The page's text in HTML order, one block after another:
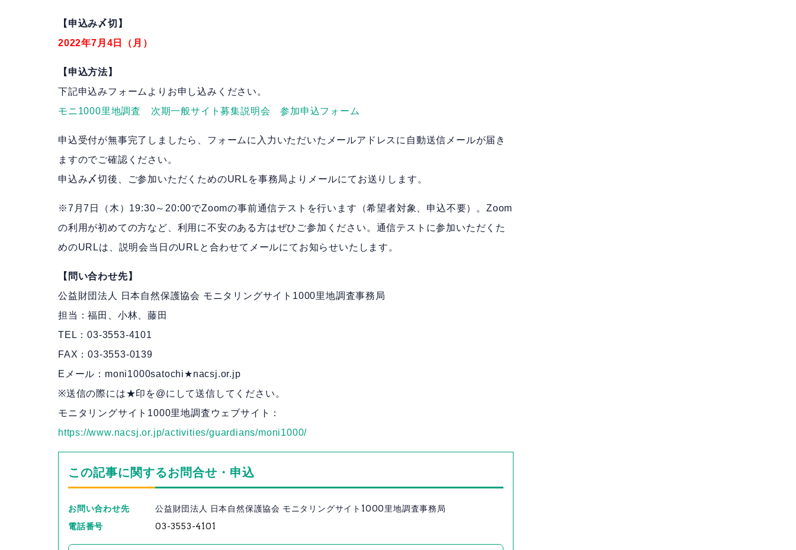
【申込み〆切】
2022年7月4日（月）
【申込方法】
下記申込みフォームよりお申し込みください。
モニ1000里地調査 次期一般サイト募集説明会 参加申込フォーム
申込受付が無事完了しましたら、フォームに入力いただいたメールアドレスに自動送信メールが届き
ますのでご確認ください。
申込み〆切後、ご参加いただくためのURLを事務局よりメールにてお送りします。
※7月7日（木）19:30～20:00でZoomの事前通信テストを行います（希望者対象、申込不要）。Zoom
の利用が初めての方など、利用に不安のある方はぜひご参加ください。通信テストに参加いただくた
めのURLは、説明会当日のURLと合わせてメールにてお知らせいたします。
【問い合わせ先】
公益財団法人 日本自然保護協会 モニタリングサイト1000里地調査事務局
担当：福田、小林、藤田
TEL：03-3553-4101
FAX：03-3553-0139
Eメール：moni1000satochi★nacsj.or.jp
※送信の際には★印を@にして送信してください。
モニタリングサイト1000里地調査ウェブサイト：
https://www.nacsj.or.jp/activities/guardians/moni1000/
この記事に関するお問合せ・申込
お問い合わせ先
公益財団法人 日本自然保護協会 モニタリングサイト1000里地調査事務局
電話番号
03-3553-4101